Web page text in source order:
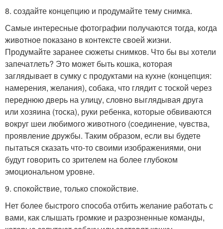
8. создайте концепцию и продумайте тему снимка.
Самые интересные фотографии получаются тогда, когда
животное показано в контексте своей жизни.
Продумайте заранее сюжеты снимков. Что бы вы хотели
запечатлеть? Это может быть кошка, которая
заглядывает в сумку с продуктами на кухне (концепция:
намерения, желания), собака, что глядит с тоской через
переднюю дверь на улицу, словно выглядывая друга
или хозяина (тоска), руки ребенка, которые обвиваются
вокруг шеи любимого животного (соединение, чувства,
проявление дружбы. Таким образом, если вы будете
пытаться сказать что-то своими изображениями, они
будут говорить со зрителем на более глубоком
эмоциональном уровне.
9. спокойствие, только спокойствие.
Нет более быстрого способа отбить желание работать с
вами, как слышать громкие и разрозненные команды,